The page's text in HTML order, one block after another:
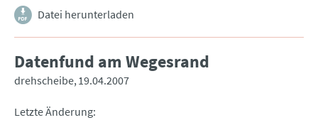
Datei herunterladen
Datenfund am Wegesrand
drehscheibe 19.04.2007
Letzte Änderung